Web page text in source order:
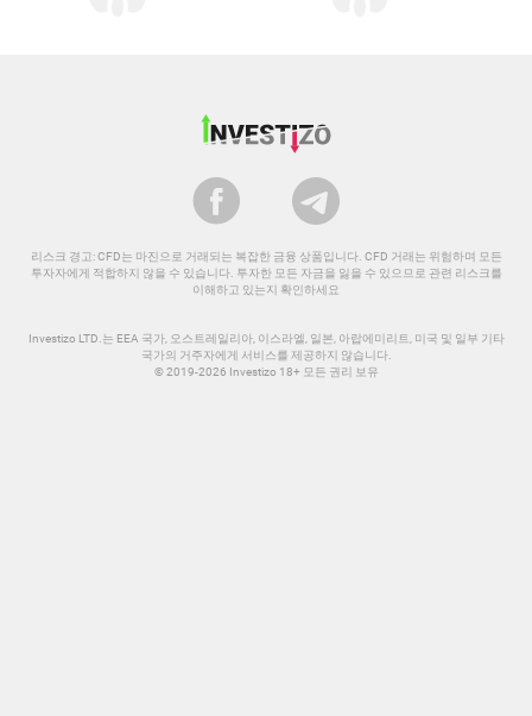
리스크 경고: CFD는 마진으로 거래되는 복잡한 금융 상품입니다. CFD 거래는 위험하며 모든
투자자에게 적합하지 않을 수 있습니다. 투자한 모든 자금을 잃을 수 있으므로 관련 리스크를
이해하고 있는지 확인하세요
Investizo LTD.는 EEA 국가, 오스트레일리아, 이스라엘, 일본, 아랍에미리트, 미국 및 일부 기타
국가의 거주자에게 서비스를 제공하지 않습니다.
© 2019-2026 Investizo 18+ 모든 권리 보유